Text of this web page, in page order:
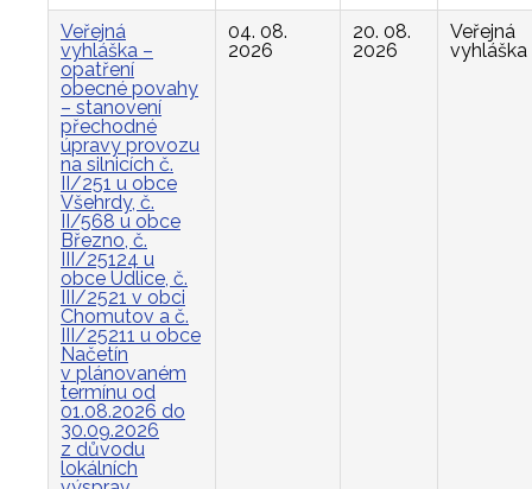
Veřejná
vyhláška –
opatření
obecné povahy
– stanovení
přechodné
úpravy provozu
na silnicích č.
II/251 u obce
Všehrdy, č.
II/568 u obce
Březno, č.
III/25124 u
obce Údlice, č.
III/2521 v obci
Chomutov a č.
III/25211 u obce
Načetín
v plánovaném
termínu od
01.08.2026 do
30.09.2026
z důvodu
lokálních
04. 08.
2026
20. 08.
2026
Veřejná
vyhláška